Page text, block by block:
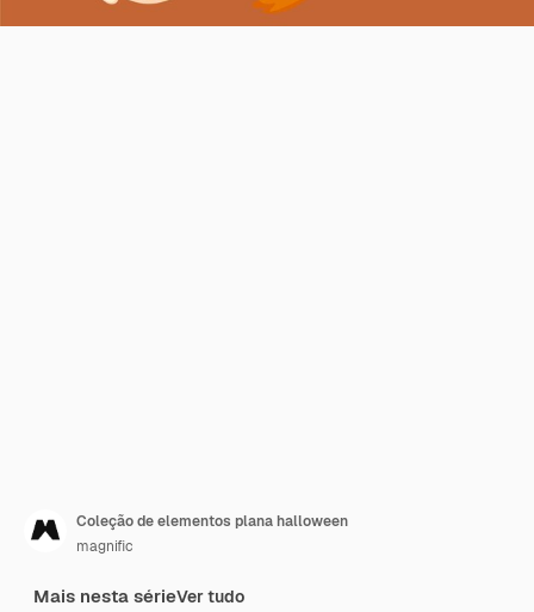
Coleção de elementos plana halloween
magnific
Mais nesta sérieVer tudo